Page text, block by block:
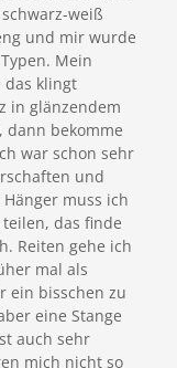
weiß
und mir wurde
Mein
das klingt
in glänzendem
dann bekomme
war schon sehr
und
muss ich
das finde
Reiten gehe ich
mal als
ein bisschen zu
eine Stange
auch sehr
mich nicht so